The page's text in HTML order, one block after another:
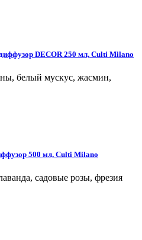
DECOR 250 мл, Culti Milano
белый мускус, жасмин,
500 мл, Culti Milano
садовые розы, фрезия